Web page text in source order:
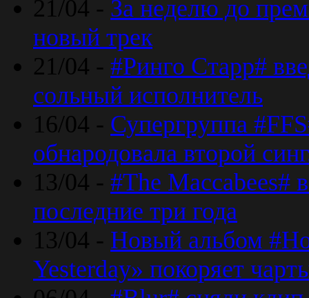
21/04 - За неделю до
новый трек
21/04 - #Ринго Старр#
сольный исполнитель
16/04 - Супергруппа
обнародовала второй
13/04 - #The Maccabees#
последние три года
13/04 - Новый альбом
Yesterday» покоряет